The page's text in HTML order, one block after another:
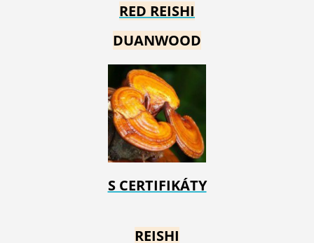
RED REISHI
DUANWOOD
S CERTIFIKÁTY
REISHI